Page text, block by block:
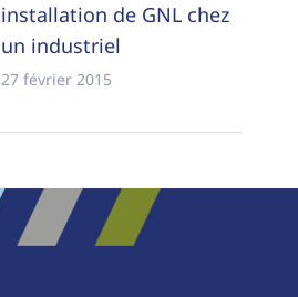
installation de GNL chez
un industriel
27 février 2015